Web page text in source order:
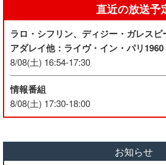
直近の放送予
ラロ・シフリン、ディジー・ガレスピ
アダレイ他：ライヴ・イン・パリ1960
8/08(土) 16:54-17:30
情報番組
8/08(土) 17:30-18:00
お知らせ